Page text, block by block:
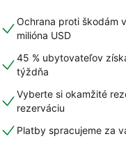
Ochrana proti škodám
milióna USD
45 % ubytovateľov
týždňa
Vyberte si okamžité
rezerváciu
Platby spracujeme za